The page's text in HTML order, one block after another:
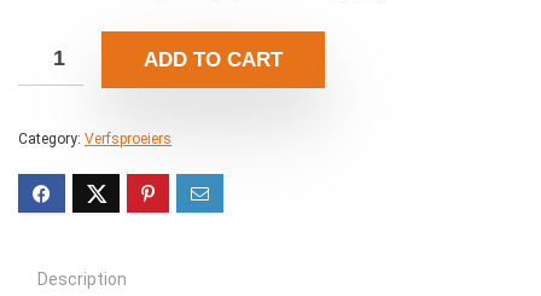
ADD TO CART
Category: Verfsproeiers
Description